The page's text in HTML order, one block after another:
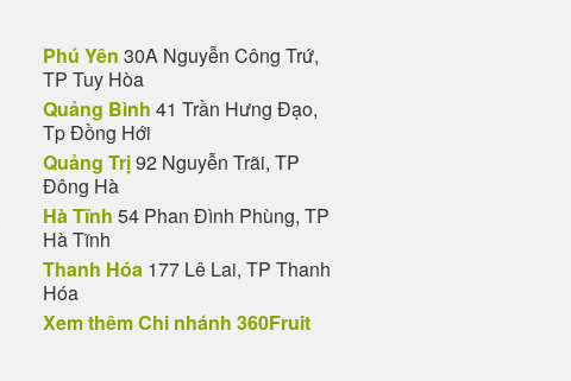
Phú Yên 30A Nguyễn Công Trứ,
TP Tuy Hòa
Quảng Bình 41 Trần Hưng Đạo,
Tp Đồng Hới
Quảng Trị92 Nguyễn Trãi, TP
Đông Hà
Hà Tĩnh 54 Phan Đình Phùng, TP
Hà Tĩnh
Thanh Hóa 177 Lê Lai, TP Thanh
Hóa
Xem thêm Chi nhánh 360Fruit